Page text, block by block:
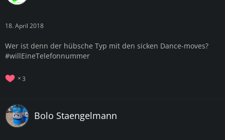
18. April 2018
Wer ist denn der hübsche Typ mit den sicken Dance-moves?
#willEineTelefonnummer
3
Bolo Staengelmann